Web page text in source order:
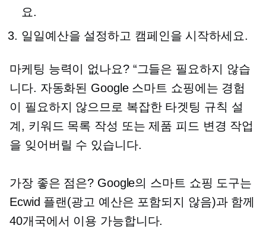
요.
일일예산을 설정하고 캠페인을 시작하세요.
마케팅 능력이 없나요? “그들은 필요하지 않습
니다. 자동화된 Google 스마트 쇼핑에는 경험
이 필요하지 않으므로 복잡한 타겟팅 규칙 설
계, 키워드 목록 작성 또는 제품 피드 변경 작업
을 잊어버릴 수 있습니다.
가장 좋은 점은? Google의 스마트 쇼핑 도구는
Ecwid 플랜(광고 예산은 포함되지 않음)과 함께
40개국에서 이용 가능합니다.